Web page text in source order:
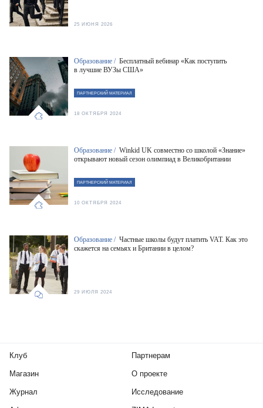
25 ИЮНЯ 2026
Образование / Бесплатный вебинар «Как поступить
в лучшие ВУЗы США»
ПАРТНЕРСКИЙ МАТЕРИАЛ
18 ОКТЯБРЯ 2024
Образование / Winkid UK совместно со школой «Знание»
открывают новый сезон олимпиад в Великобритании
ПАРТНЕРСКИЙ МАТЕРИАЛ
10 ОКТЯБРЯ 2024
Образование / Частные школы будут платить VAT. Как это
скажется на семьях и Британии в целом?
29 ИЮЛЯ 2024
Клуб
Магазин
Журнал
Партнерам
О проекте
Исследование